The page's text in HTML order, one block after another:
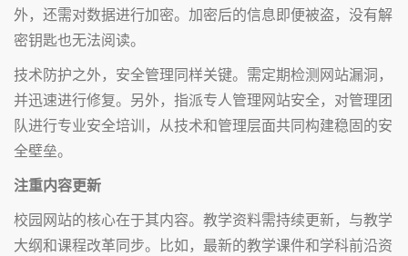
外，还需对数据进行加密。加密后的信息即便被盗，没有解
密钥匙也无法阅读。
技术防护之外，安全管理同样关键。需定期检测网站漏洞，
并迅速进行修复。另外，指派专人管理网站安全，对管理团
队进行专业安全培训，从技术和管理层面共同构建稳固的安
全壁垒。
注重内容更新
校园网站的核心在于其内容。教学资料需持续更新，与教学
大纲和课程改革同步。比如，最新的教学课件和学科前沿资